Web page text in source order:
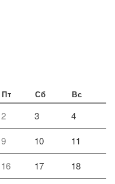
Пт Сб Вс
2 3 4
9 10 11
16 17 18